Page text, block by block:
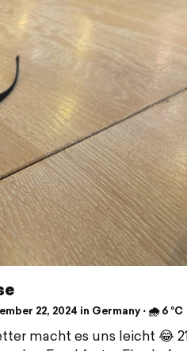
22, 2024 in Germany ⋅ 🌧 6 °C
macht es uns leicht 😂